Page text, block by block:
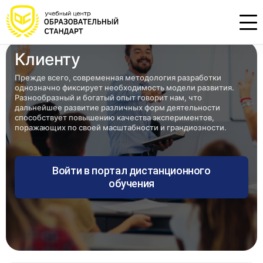
Клиенту
Прежде всего, современная методология разработки
однозначно фиксирует необходимость модели развития.
Разнообразный и богатый опыт говорит нам, что
дальнейшее развитие различных форм деятельности
способствует повышению качества экспериментов,
поражающих по своей масштабности и грандиозности.
Войти в портал дистанционного
обучения
Подать заявку на обучение
Оставьте свои данные, наши специалисты
свяжутся с Вами
Откликнуться на резюме
Оставьте свои данные, наши специалисты
свяжутся с Вами
Проконсультируем по НМО с
начислением баллов 14 ЗЕТ
Оставьте свои данные, наши специалисты
проконсультируют Вас